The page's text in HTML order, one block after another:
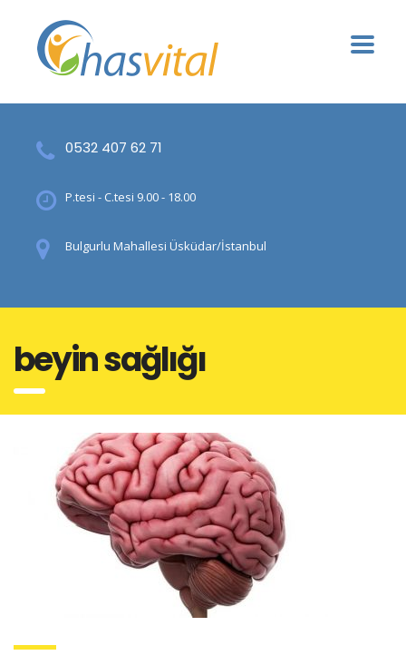
0532 407 62 71
P.tesi - C.tesi 9.00 - 18.00
Bulgurlu Mahallesi Üsküdar/İstanbul
beyin sağlığı